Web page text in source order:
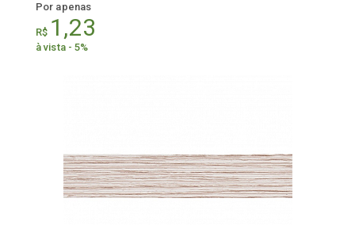
Por apenas
R$ 1,23
à vista - 5%